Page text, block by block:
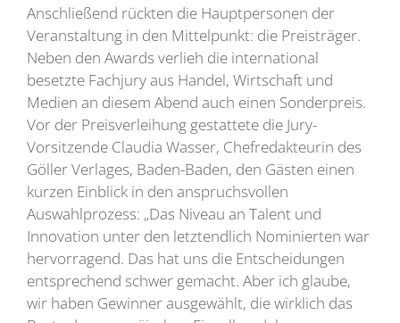
Anschließend rückten die Hauptpersonen der
Veranstaltung in den Mittelpunkt: die Preisträger.
Neben den Awards verlieh die international
besetzte Fachjury aus Handel, Wirtschaft und
Medien an diesem Abend auch einen Sonderpreis.
Vor der Preisverleihung gestattete die Jury-
Vorsitzende Claudia Wasser, Chefredakteurin des
Göller Verlages, Baden-Baden, den Gästen einen
kurzen Einblick in den anspruchsvollen
Auswahlprozess: „Das Niveau an Talent und
Innovation unter den letztendlich Nominierten war
hervorragend. Das hat uns die Entscheidungen
entsprechend schwer gemacht. Aber ich glaube,
wir haben Gewinner ausgewählt, die wirklich das